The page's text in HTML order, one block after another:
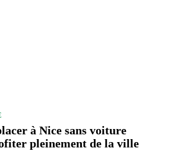
à Nice sans voiture
pleinement de la ville